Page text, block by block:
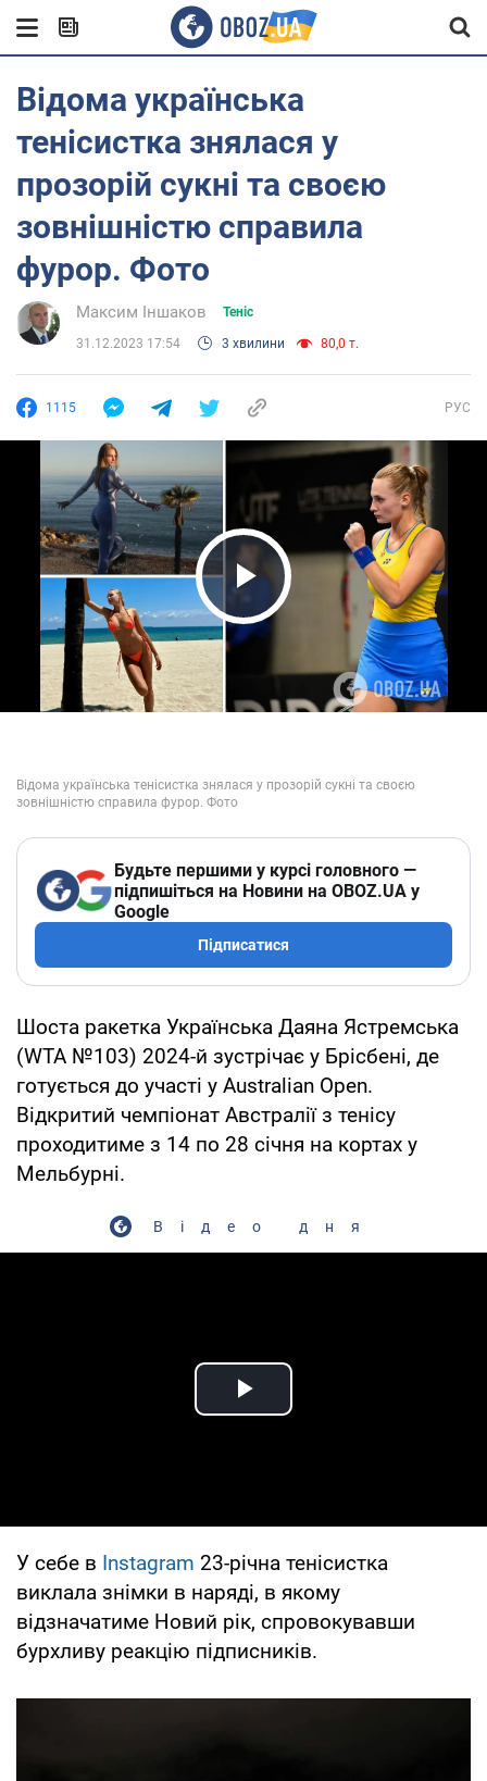
Відома українська
тенісистка знялася у
прозорій сукні та своєю
зовнішністю справила
фурор. Фото
Максим Іншаков Теніс
31.12.2023 17:54 3 хвилини 80,0 т.
1115 РУС
Play Video
Будьте першими у курсі головного —
підпишіться на Новини на OBOZ.UA у
Google
Підписатися
Шоста ракетка Українська Даяна Ястремська
(WTA №103) 2024-й зустрічає у Брісбені, де
готується до участі у Australian Open.
Відкритий чемпіонат Австралії з тенісу
проходитиме з 14 по 28 січня на кортах у
Мельбурні.
Відео дня
Play Video
У себе в Instagram 23-річна тенісистка
виклала знімки в наряді, в якому
відзначатиме Новий рік, спровокувавши
бурхливу реакцію підписників.